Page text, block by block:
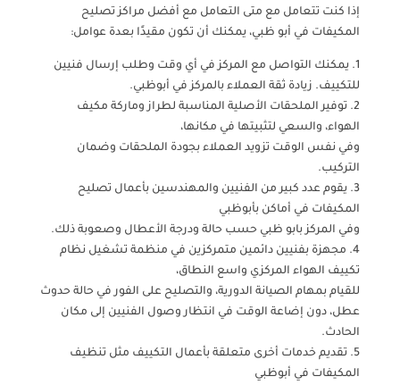
إذا كنت تتعامل مع متى التعامل مع أفضل مراكز تصليح
المكيفات في أبو ظبي، يمكنك أن تكون مقيدًا بعدة عوامل:
1. يمكنك التواصل مع المركز في أي وقت وطلب إرسال فنيين
للتكييف. زيادة ثقة العملاء بالمركز في أبوظبي.
2. توفير الملحقات الأصلية المناسبة لطراز وماركة مكيف
الهواء، والسعي لتثبيتها في مكانها،
وفي نفس الوقت تزويد العملاء بجودة الملحقات وضمان
التركيب.
3. يقوم عدد كبير من الفنيين والمهندسين بأعمال تصليح
المكيفات في أماكن بأبوظبي
وفي المركز بابو ظبي حسب حالة ودرجة الأعطال وصعوبة ذلك.
4. مجهزة بفنيين دائمين متمركزين في منظمة تشغيل نظام
تكييف الهواء المركزي واسع النطاق،
للقيام بمهام الصيانة الدورية، والتصليح على الفور في حالة حدوث
عطل، دون إضاعة الوقت في انتظار وصول الفنيين إلى مكان
الحادث.
5. تقديم خدمات أخرى متعلقة بأعمال التكييف مثل تنظيف
المكيفات في أبوظبي